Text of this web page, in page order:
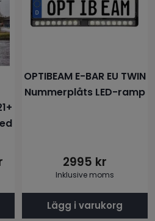
OPTIBEAM E-BAR EU TWIN
Nummerplåts LED-ramp
2995 kr
Inklusive moms
Lägg i varukorg